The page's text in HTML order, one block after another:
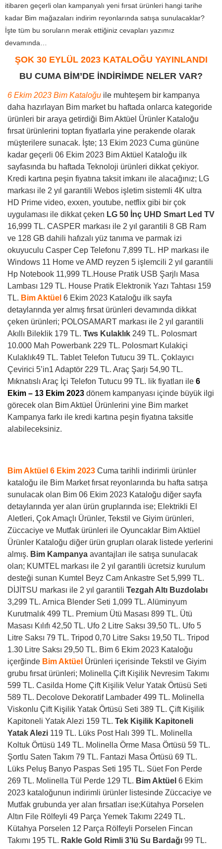
itibaren geçerli olan kampanyalı yeni fırsat ürünleri hangi tarihe
kadar Bim mağazaları indirim reyonlarında satışa sunulacaklar?
İşte tüm bu soruların merak ettiğiniz cevapları yazımız
devamında…
ŞOK 30 EYLÜL 2023 KATALOĞU YAYINLANDI
BU CUMA BİM’DE İNDİRİMDE NELER VAR?
6 Ekim 2023 Bim Kataloğu ile muhteşem bir kampanya
daha hazırlayan Bim market bu haftada onlarca kategoride
ürünleri bir araya getirdiği Bim Aktüel Ürünler Kataloğu
fırsat ürünlerini toptan fiyatlarla yine perakende olarak
müşterilere sunacak. İşte; 13 Ekim 2023 Cuma gününe
kadar geçerli 06 Ekim 2023 Bim Aktüel Kataloğu ilk
sayfasında bu haftada Teknoloji ürünleri dikkat çekiyor.
Kredi kartına peşin fiyatına taksit imkanı ile alacağınız; LG
markası ile 2 yıl garantili Webos işletim sistemli 4K ultra
HD Prime video, exxen, youtube, netflix gibi bir çok
uygulaması ile dikkat çeken LG 50 İnç UHD Smart Led TV
16,999 TL. CASPER markası ile 2 yıl garantili 8 GB Ram
ve 128 GB dahili hafızalı yüz tanıma ve parmak izi
okuyuculu Casper Cep Telefonu 7,899 TL. HP markası ile
Windows 11 Home ve AMD reyzen 5 işlemcili 2 yıl garantili
Hp Notebook 11,999 TL.House Pratik USB Şarjlı Masa
Lambası 129 TL. House Pratik Elektronik Yazı Tahtası 159
TL. Bim Aktüel 6 Ekim 2023 Kataloğu ilk sayfa
detaylarında yer almış fırsat ürünleri devamında dikkat
çeken ürünleri; POLOSAMART markası ile 2 yıl garantili
Akıllı Bileklik 179 TL. Tws Kulaklık 249 TL. Polosmart
10.000 Mah Powerbank 229 TL. Polosmart Kulakiçi
Kulaklık49 TL. Tablet Telefon Tutucu 39 TL. Çoklayıcı
Çevirici 5’in1 Adaptör 229 TL. Araç Şarjı 54,90 TL.
Mıknatıslı Araç İçi Telefon Tutucu 99 TL. lik fiyatları ile 6
Ekim – 13 Ekim 2023 dönem kampanyası içinde büyük ilgi
görecek olan Bim Aktüel Ürünlerini yine Bim market
Kampanya farkı ile kredi kartına peşin fiyatına taksitle
alabileceksiniz.
Bim Aktüel 6 Ekim 2023 Cuma tarihli indirimli ürünler
kataloğu ile Bim Market fırsat reyonlarında bu hafta satışa
sunulacak olan Bim 06 Ekim 2023 Kataloğu diğer sayfa
detaylarında yer alan ürün gruplarında ise; Elektrikli El
Aletleri, Çok Amaçlı Ürünler, Tekstil ve Giyim ürünleri,
Züccaciye ve Mutfak ürünleri ile Oyuncaklar Bim Aktüel
Ürünler Kataloğu diğer ürün grupları olarak listede yerlerini
almış. Bim Kampanya avantajları ile satışa sunulacak
olan; KUMTEL markası ile 2 yıl garantili ücretsiz kurulum
desteği sunan Kumtel Beyz Cam Ankastre Set 5,999 TL.
DİJİTSU markası ile 2 yıl garantili Tezgah Altı Buzdolabı
3,299 TL. Arnica Blender Seti 1,099 TL. Alüminyum
Kurutmalık 499 TL. Premium Ütü Masası 899 TL. Ütü
Masası Kılıfı 42,50 TL. Ufo 2 Litre Saksı 39,50 TL. Ufo 5
Litre Saksı 79 TL. Tripod 0,70 Litre Saksı 19,50 TL. Tripod
1.30 Litre Saksı 29,50 TL. Bim 6 Ekim 2023 Kataloğu
içerğinde Bim Aktüel Ürünleri içerisinde Tekstil ve Giyim
grubu fırsat ürünleri; Molinella Çift Kişilik Nevresim Takımı
599 TL. Casilda Home Çift Kişilik Velur Yatak Örtüsü Seti
589 TL. Decolove Dekoratif Lambader 499 TL. Molinella
Viskonlu Çift Kişilik Yatak Örtüsü Seti 389 TL. Çift Kişilik
Kapitoneli Yatak Alezi 159 TL. Tek Kişilik Kapitoneli
Yatak Alezi 119 TL. Lüks Post Halı 399 TL. Molinella
Koltuk Örtüsü 149 TL. Molinella Örme Masa Örtüsü 59 TL.
Şortlu Saten Takım 79 TL. Fantazi Masa Örtüsü 69 TL.
Lüks Peluş Banyo Paspas Seti 195 TL. Süet Fon Perde
269 TL. Molinella Tül Perde 129 TL. Bim Aktüel 6 Ekim
2023 kataloğunun indirimli ürünler listesinde Züccaciye ve
Mutfak grubunda yer alan fırsatları ise;Kütahya Porselen
Altın File Rölfeyli 49 Parça Yemek Takımı 2249 TL.
Kütahya Porselen 12 Parça Rölfeyli Porselen Fincan
Takımı 195 TL. Rakle Gold Rimli 3’lü Su Bardağı 99 TL.